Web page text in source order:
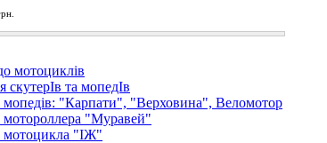
мотоциклів
скутерІв та мопедІв
мопедів: "Карпати", "Верховина", Веломотор
мотороллера "Муравей"
мотоцикла "ІЖ"